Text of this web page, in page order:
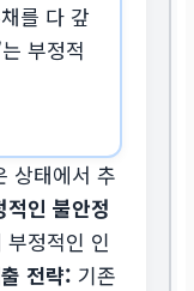
를 다 갚
부정적
상태에서 추
적인 불안정
정적인 인
전략: 기존